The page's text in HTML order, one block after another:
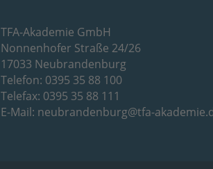
TFA-Akademie GmbH
Nonnenhofer Straße 24/26
17033 Neubrandenburg
Telefon: 0395 35 88 100
Telefax: 0395 35 88 111
E-Mail: neubrandenburg@tfa-